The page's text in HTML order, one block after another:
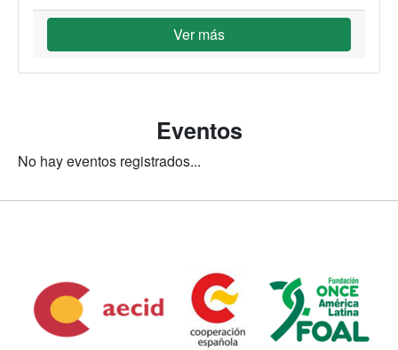
Ver más
Eventos
No hay eventos registrados...